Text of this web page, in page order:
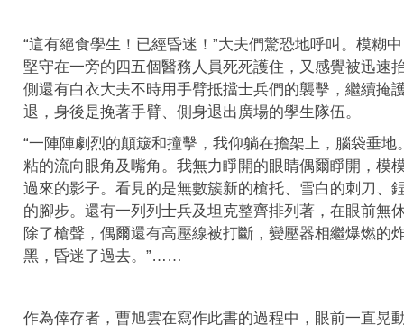
“這有絕食學生！已經昏迷！”大夫們驚恐地呼叫。模糊
堅守在一旁的四五個醫務人員死死護住，又感覺被迅速
側還有白衣大夫不時用手臂抵擋士兵們的襲擊，繼續掩
退，身後是挽著手臂、側身退出廣場的學生隊伍。
“一陣陣劇烈的顛簸和撞擊，我仰躺在擔架上，腦袋垂地
粘的流向眼角及嘴角。我無力睜開的眼睛偶爾睜開，模
過來的影子。看見的是無數簇新的槍托、雪白的刺刀、
的腳步。還有一列列士兵及坦克整齊排列著，在眼前無
除了槍聲，偶爾還有高壓線被打斷，變壓器相繼爆燃的
黑，昏迷了過去。”……
作為倖存者，曹旭雲在寫作此書的過程中，眼前一直晃